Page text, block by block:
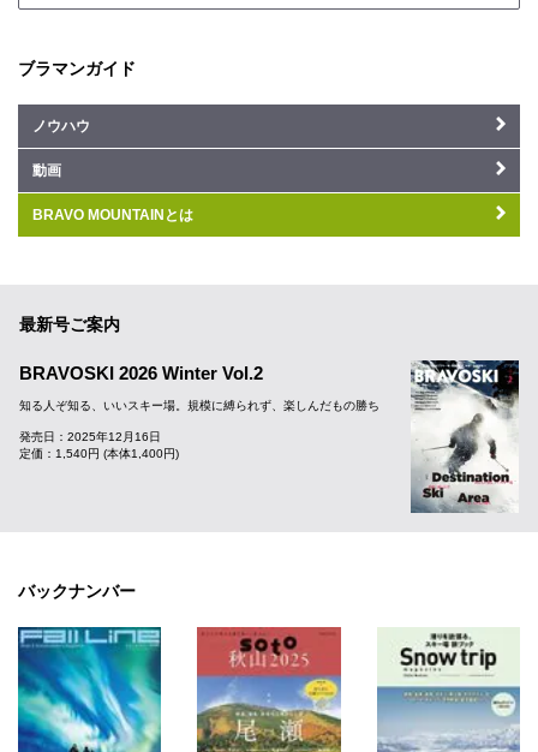
ブラマンガイド
ノウハウ
動画
BRAVO MOUNTAINとは
最新号ご案内
BRAVOSKI 2026 Winter Vol.2
知る人ぞ知る、いいスキー場。規模に縛られず、楽しんだもの勝ち
発売日：2025年12月16日
定価：1,540円 (本体1,400円)
バックナンバー